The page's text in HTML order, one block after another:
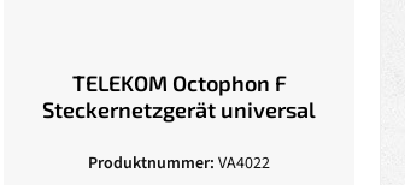
TELEKOM Octophon F
Steckernetzgerät universal
Produktnummer: VA4022